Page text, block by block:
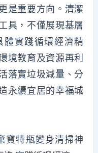
是重要方向。清潔
具，不僅展現基層
體實踐循環經濟精
境教育及資源再利
落實垃圾減量、分
永續宜居的幸福城
寶特瓶變身清掃神